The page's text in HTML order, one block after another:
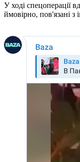
У ході спецоперації
ймовірно, пов'язані з